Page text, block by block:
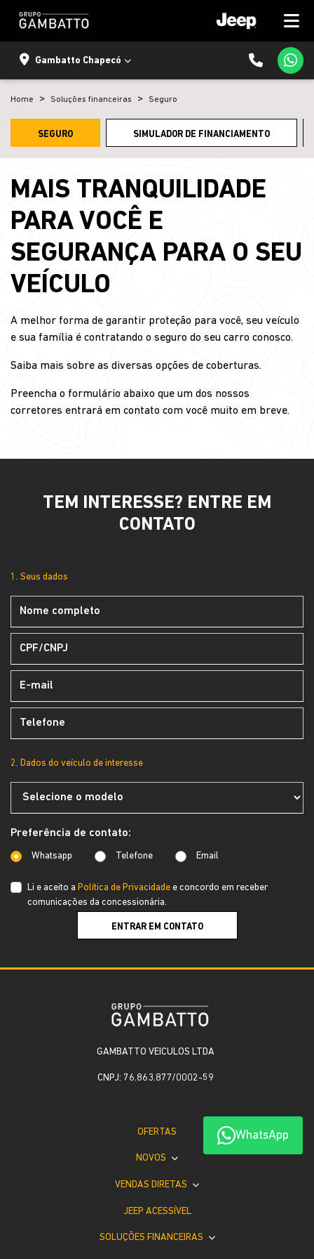
Gambatto Chapecó
Home Soluções financeiras Seguro
SIMULADOR DE FINANCIAMENTO
SEGURO
MAIS TRANQUILIDADE
PARA VOCÊ E
SEGURANÇA PARA O SEU
VEÍCULO
A melhor forma de garantir proteção para você, seu veículo
e sua família é contratando o seguro do seu carro conosco.
Saiba mais sobre as diversas opções de coberturas.
Preencha o formulário abaixo que um dos nossos
corretores entrará em contato com você muito em breve.
TEM INTERESSE? ENTRE EM
CONTATO
1. Seus dados
2. Dados do veículo de interesse
Preferência de contato:
Whatsapp Telefone Email
Li e aceito a Política de Privacidade e concordo em receber
comunicações da concessionária.
ENTRAR EM CONTATO
WhatsApp
GAMBATTO VEICULOS LTDA
CNPJ: 76.863.877/0002-59
OFERTAS
NOVOS
VENDAS DIRETAS
JEEP ACESSÍVEL
SOLUÇÕES FINANCEIRAS